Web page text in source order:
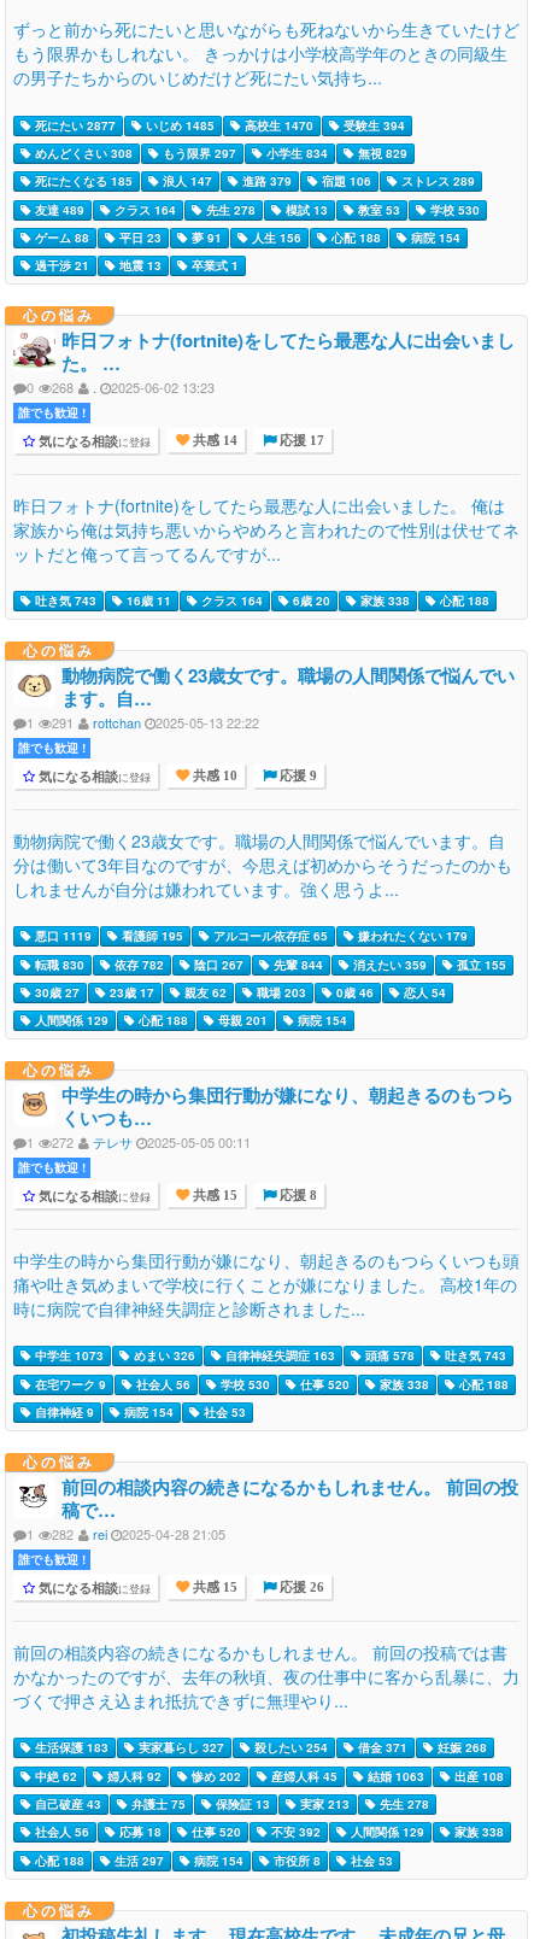
ずっと前から死にたいと思いながらも死ねないから生きていたけど
もう限界かもしれない。 きっかけは小学校高学年のときの同級生
の男子たちからのいじめだけど死にたい気持ち...
死にたい 2877 いじめ 1485 高校生 1470
受験生 394
めんどくさい 308
もう限界 297 小学生 834
無視 829
死にたくなる 185
浪人 147 進路 379 宿題 106
ストレス 289
友達 489
クラス 164 先生 278 模試 13 教室 53
学校 530
ゲーム 88
平日 23 夢 91 人生 156 心配 188
病院 154
過干渉 21
地震 13 卒業式 1
心の悩み
昨日フォトナ(fortnite)をしてたら最悪な人に出会いまし
た。 …
0 268 . 2025-06-02 13:23
誰でも歓迎 !
気になる相談に登録 共感 14 応援 17
昨日フォトナ(fortnite)をしてたら最悪な人に出会いました。 俺は
家族から俺は気持ち悪いからやめろと言われたので性別は伏せてネ
ットだと俺って言ってるんですが...
吐き気 743 16歳 11 クラス 164 6歳 20 家族 338 心配 188
心の悩み
動物病院で働く23歳女です。職場の人間関係で悩んでい
ます。自…
1 291 rottchan 2025-05-13 22:22
誰でも歓迎 !
気になる相談に登録 共感 10 応援 9
動物病院で働く23歳女です。職場の人間関係で悩んでいます。自
分は働いて3年目なのですが、今思えば初めからそうだったのかも
しれませんが自分は嫌われています。強く思うよ...
悪口 1119 看護師 195 アルコール依存症 65
嫌われたくない 179
転職 830
依存 782 陰口 267 先輩 844 消えたい 359
孤立 155
30歳 27
23歳 17 親友 62 職場 203 0歳 46
恋人 54
人間関係 129
心配 188 母親 201 病院 154
心の悩み
中学生の時から集団行動が嫌になり、朝起きるのもつら
くいつも…
1 272 テレサ 2025-05-05 00:11
誰でも歓迎 !
気になる相談に登録 共感 15 応援 8
中学生の時から集団行動が嫌になり、朝起きるのもつらくいつも頭
痛や吐き気めまいで学校に行くことが嫌になりました。 高校1年の
時に病院で自律神経失調症と診断されました...
中学生 1073 めまい 326 自律神経失調症 163 頭痛 578
吐き気 743
在宅ワーク 9
社会人 56 学校 530 仕事 520 家族 338
心配 188
自律神経 9
病院 154 社会 53
心の悩み
前回の相談内容の続きになるかもしれません。 前回の投
稿で…
1 282 rei 2025-04-28 21:05
誰でも歓迎 !
気になる相談に登録 共感 15 応援 26
前回の相談内容の続きになるかもしれません。 前回の投稿では書
かなかったのですが、去年の秋頃、夜の仕事中に客から乱暴に、力
づくで押さえ込まれ抵抗できずに無理やり...
生活保護 183 実家暮らし 327 殺したい 254 借金 371
妊娠 268
中絶 62
婦人科 92 惨め 202 産婦人科 45 結婚 1063
出産 108
自己破産 43
弁護士 75 保険証 13 実家 213
先生 278
社会人 56
応募 18 仕事 520 不安 392 人間関係 129
家族 338
心配 188
生活 297 病院 154 市役所 8 社会 53
心の悩み